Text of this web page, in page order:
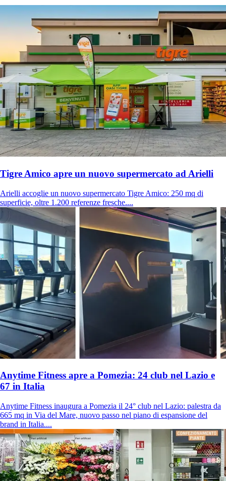
Tigre Amico apre un nuovo supermercato ad Arielli
Arielli accoglie un nuovo supermercato Tigre Amico: 250 mq di
superficie, oltre 1.200 referenze fresche....
Anytime Fitness apre a Pomezia: 24 club nel Lazio e
67 in Italia
Anytime Fitness inaugura a Pomezia il 24° club nel Lazio: palestra da
665 mq in Via del Mare, nuovo passo nel piano di espansione del
brand in Italia....